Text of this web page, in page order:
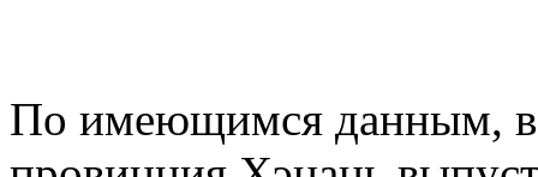
По имеющимся данным, в